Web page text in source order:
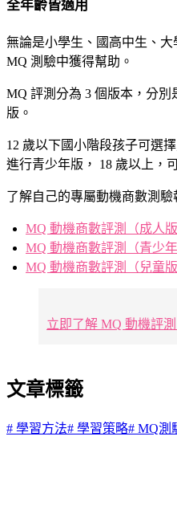
全年齡皆適用
無論是小學生、國高中生、
MQ 測驗中獲得幫助。
MQ 評測分為 3 個版本，分別
版 。
12 歲以下國小階段孩子可選
進行青少年版， 18 歲以上，
了解自己的專屬動機商數測驗
MQ 動機商數評測（成人
MQ 動機商數評測（青少
MQ 動機商數評測（兒童
立即了解 MQ 動機評測
文章標籤
# 學習方法# 學習策略# MQ測